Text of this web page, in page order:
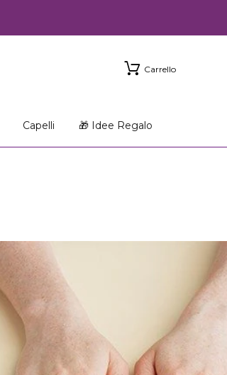
Carrello
Capelli 🎁 Idee Regalo